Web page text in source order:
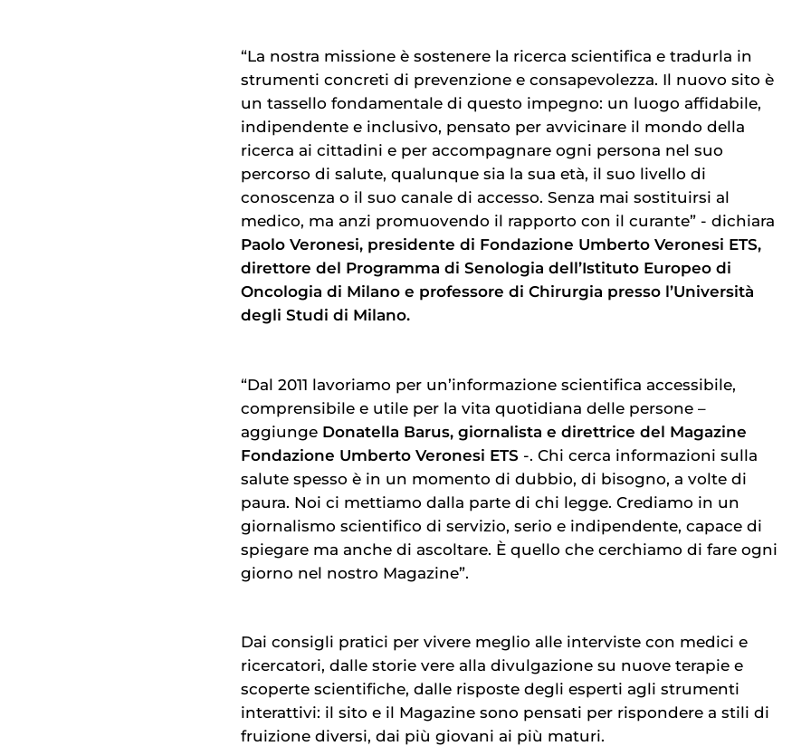
“La nostra missione è sostenere la ricerca scientifica e tradurla in
strumenti concreti di prevenzione e consapevolezza. Il nuovo sito è
un tassello fondamentale di questo impegno: un luogo affidabile,
indipendente e inclusivo, pensato per avvicinare il mondo della
ricerca ai cittadini e per accompagnare ogni persona nel suo
percorso di salute, qualunque sia la sua età, il suo livello di
conoscenza o il suo canale di accesso. Senza mai sostituirsi al
medico, ma anzi promuovendo il rapporto con il curante” - dichiara
Paolo Veronesi, presidente di Fondazione Umberto Veronesi ETS,
direttore del Programma di Senologia dell’Istituto Europeo di
Oncologia di Milano e professore di Chirurgia presso l’Università
degli Studi di Milano.
“Dal 2011 lavoriamo per un’informazione scientifica accessibile,
comprensibile e utile per la vita quotidiana delle persone –
aggiunge Donatella Barus, giornalista e direttrice del Magazine
Fondazione Umberto Veronesi ETS -. Chi cerca informazioni sulla
salute spesso è in un momento di dubbio, di bisogno, a volte di
paura. Noi ci mettiamo dalla parte di chi legge. Crediamo in un
giornalismo scientifico di servizio, serio e indipendente, capace di
spiegare ma anche di ascoltare. È quello che cerchiamo di fare ogni
giorno nel nostro Magazine”.
Dai consigli pratici per vivere meglio alle interviste con medici e
ricercatori, dalle storie vere alla divulgazione su nuove terapie e
scoperte scientifiche, dalle risposte degli esperti agli strumenti
interattivi: il sito e il Magazine sono pensati per rispondere a stili di
fruizione diversi, dai più giovani ai più maturi.